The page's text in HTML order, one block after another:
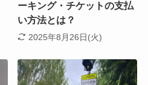
ーキング・チケットの支払
い方法とは？
2025年8月26日(火)